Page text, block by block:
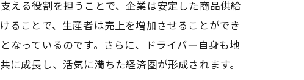
える役割を担うことで、企業は安定した商品供給
ることで、生産者は売上を増加させることができ
なっているのです。さらに、ドライバー自身も地
成長し、活気に満ちた経済圏が形成されます。